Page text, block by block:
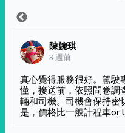
陳婉琪
3 週前
真心覺得服務很好。駕駛
懂，接送前，依照問卷調
輛和司機。司機會保持密
是，價格比一般計程車or